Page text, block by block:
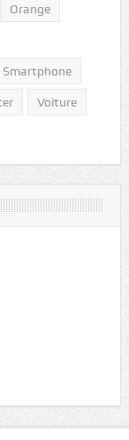
Orange
Smartphone
Voiture